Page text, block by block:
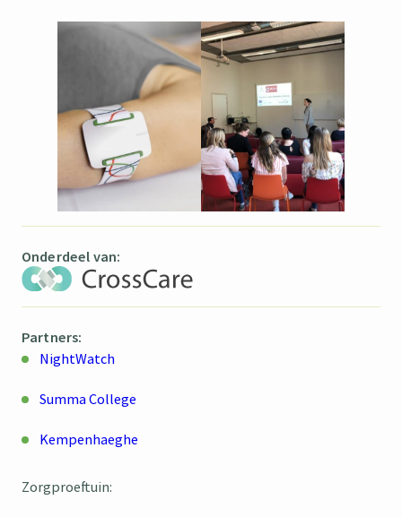
Onderdeel van:
Partners:
NightWatch
Summa College
Kempenhaeghe
Zorgproeftuin: